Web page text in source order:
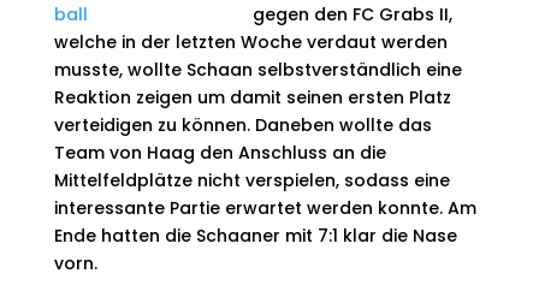
gegen den FC Grabs II,
welche in der letzten Woche verdaut werden
musste, wollte Schaan selbstverständlich eine
Reaktion zeigen um damit seinen ersten Platz
verteidigen zu können. Daneben wollte das
Team von Haag den Anschluss an die
Mittelfeldplätze nicht verspielen, sodass eine
interessante Partie erwartet werden konnte. Am
Ende hatten die Schaaner mit 7:1 klar die Nase
vorn.